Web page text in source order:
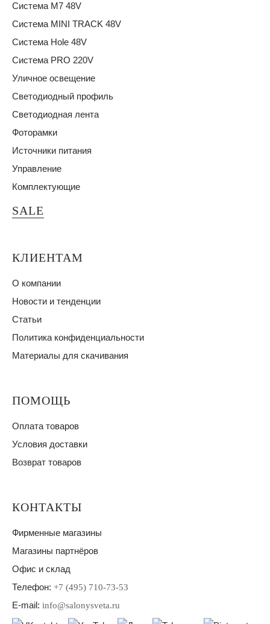
Система M7 48V
Система MINI TRACK 48V
Система Hole 48V
Система PRO 220V
Уличное освещение
Светодиодный профиль
Светодиодная лента
Фоторамки
Источники питания
Управление
Комплектующие
SALE
КЛИЕНТАМ
О компании
Новости и тенденции
Статьи
Политика конфиденциальности
Материалы для скачивания
ПОМОЩЬ
Оплата товаров
Условия доставки
Возврат товаров
КОНТАКТЫ
Фирменные магазины
Магазины партнёров
Офис и склад
Телефон: +7 (495) 710-73-53
E-mail: info@salonysveta.ru